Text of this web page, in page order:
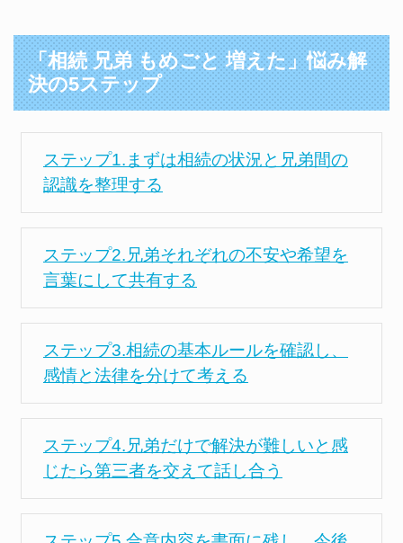
「相続 兄弟 もめごと 増えた」悩み解
決の5ステップ
ステップ1.まずは相続の状況と兄弟間の
認識を整理する
ステップ2.兄弟それぞれの不安や希望を
言葉にして共有する
ステップ3.相続の基本ルールを確認し、
感情と法律を分けて考える
ステップ4.兄弟だけで解決が難しいと感
じたら第三者を交えて話し合う